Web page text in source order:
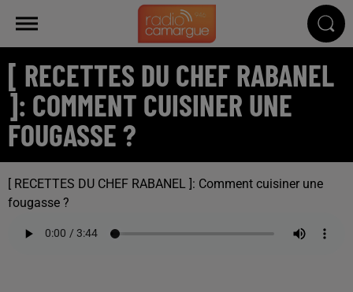
[ RECETTES DU CHEF RABANEL
]: COMMENT CUISINER UNE
FOUGASSE ?
[ RECETTES DU CHEF RABANEL ]: Comment cuisiner une
fougasse ?